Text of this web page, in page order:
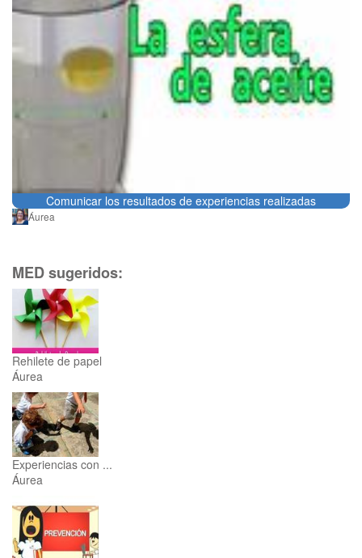
Comunicar los resultados de experiencias realizadas
Áurea
MED sugeridos:
Rehilete de papel
Áurea
Experiencias con ...
Áurea